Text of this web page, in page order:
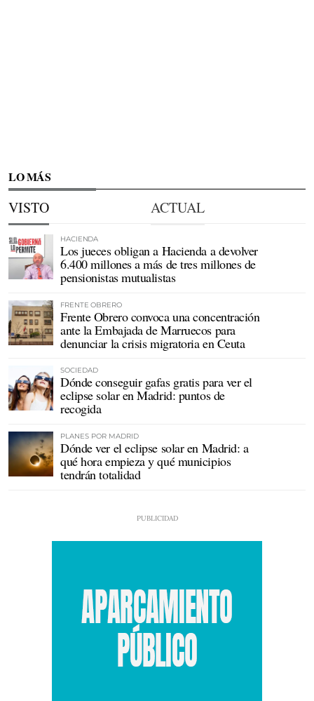
LO MÁS
VISTO ACTUAL
HACIENDA
Los jueces obligan a Hacienda a devolver
6.400 millones a más de tres millones de
pensionistas mutualistas
FRENTE OBRERO
Frente Obrero convoca una concentración
ante la Embajada de Marruecos para
denunciar la crisis migratoria en Ceuta
SOCIEDAD
Dónde conseguir gafas gratis para ver el
eclipse solar en Madrid: puntos de
recogida
PLANES POR MADRID
Dónde ver el eclipse solar en Madrid: a
qué hora empieza y qué municipios
tendrán totalidad